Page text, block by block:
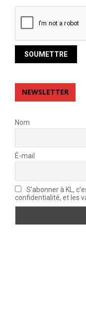
NEWSLETTER
Nom
É-mail
S'abonner à KL,
confidentialité, et les